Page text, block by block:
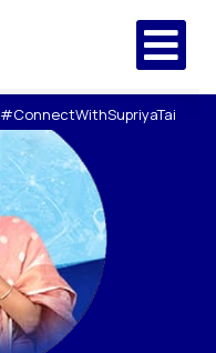
#ConnectWithSupriyaTai